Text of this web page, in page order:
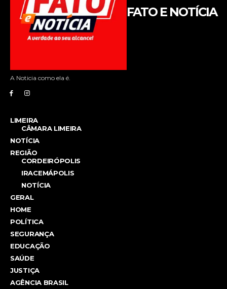
FATO E NOTÍCIA
A Noticia como ela é.
LIMEIRA
CÂMARA LIMEIRA
NOTÍCIA
REGIÃO
CORDEIRÓPOLIS
IRACEMÁPOLIS
NOTÍCIA
GERAL
HOME
POLÍTICA
SEGURANÇA
EDUCAÇÃO
SAÚDE
JUSTIÇA
AGÊNCIA BRASIL